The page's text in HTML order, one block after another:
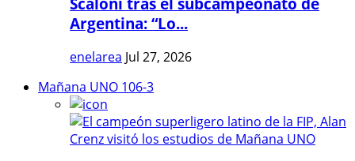
Argentina: “Lo...
enelarea Jul 27, 2026
Mañana UNO 106-3